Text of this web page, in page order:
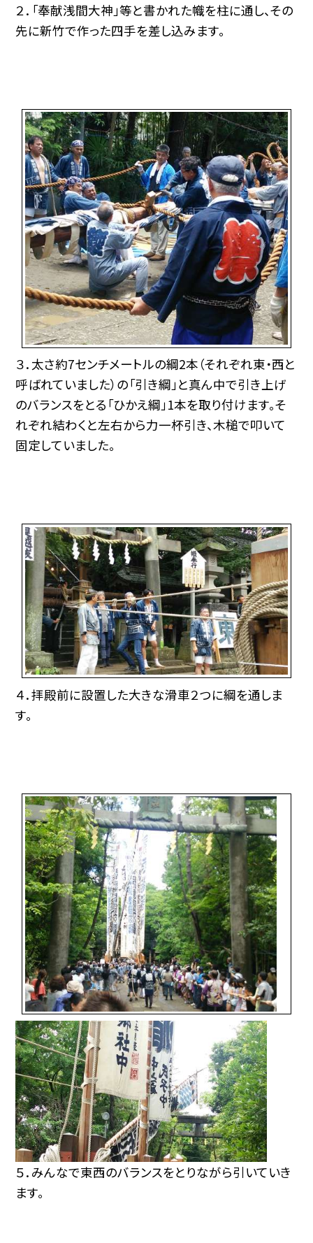
２．「奉献浅間大神」等と書かれた幟を柱に通し、その
先に新竹で作った四手を差し込みます。
３．太さ約7センチメートルの綱2本（それぞれ東・西と
呼ばれていました）の「引き綱」と真ん中で引き上げ
のバランスをとる「ひかえ綱」1本を取り付けます。そ
れぞれ結わくと左右から力一杯引き、木槌で叩いて
固定していました。
４．拝殿前に設置した大きな滑車２つに綱を通しま
す。
５．みんなで東西のバランスをとりながら引いていき
ます。